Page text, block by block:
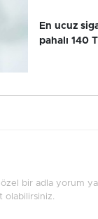
En ucuz
pahalı 140
özel bir adla yorum
olabilirsiniz.